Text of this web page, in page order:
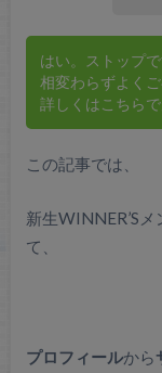
はい。ストップで
相変わらずよくご
詳しくはこちらで
この記事では、
新生WINNER’S
て、
プロフィールから